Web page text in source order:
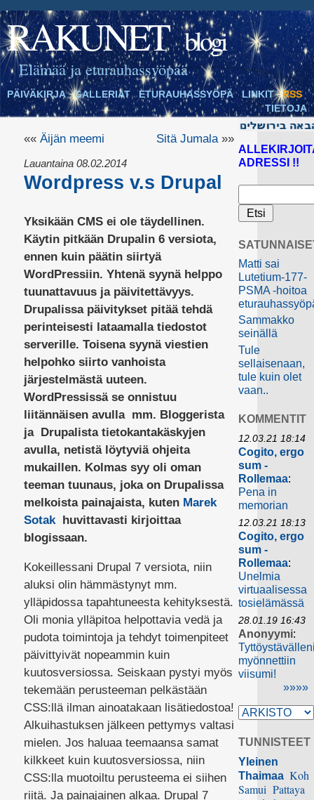
RAKUNET blogi
Elämää ja eturauhassyöpää
PÄIVÄKIRJA GALLERIAT ETURAUHASSYÖPÄ LINKIT
RSS
TIETOJA
«« Äijän meemi Sitä Jumala»»
Lauantaina 08.02.2014
Wordpress v.s Drupal
Yksikään CMS ei ole täydellinen.
Käytin pitkään Drupalin 6 versiota,
ennen kuin päätin siirtyä
WordPressiin. Yhtenä syynä helppo
tuunattavuus ja päivitettävyys.
Drupalissa päivitykset pitää tehdä
perinteisesti lataamalla tiedostot
serverille. Toisena syynä viestien
helpohko siirto vanhoista
järjestelmästä uuteen.
WordPressissä se onnistuu
liitännäisen avulla mm. Bloggerista
ja Drupalista tietokantakäskyjen
avulla, netistä löytyviä ohjeita
mukaillen. Kolmas syy oli oman
teeman tuunaus, joka on Drupalissa
melkoista painajaista, kuten Marek
Sotakhuvittavasti kirjoittaa
blogissaan.
Kokeillessani Drupal 7 versiota, niin
aluksi olin hämmästynyt mm.
ylläpidossa tapahtuneesta kehityksestä.
Oli monia ylläpitoa helpottavia vedä ja
pudota toimintoja ja tehdyt toimenpiteet
päivittyivät nopeammin kuin
kuutosversiossa. Seiskaan pystyi myös
tekemään perusteeman pelkästään
CSS:llä ilman ainoatakaan lisätiedostoa!
Alkuihastuksen jälkeen pettymys valtasi
mielen. Jos haluaa teemaansa samat
kilkkeet kuin kuutosversiossa, niin
CSS:lla muotoiltu perusteema ei siihen
riitä. Ja painajainen alkaa. Drupal 7
ADRESSI !!
Matti sai
Lutetium-177-
PSMA -hoitoa
Sammakko
seinällä
Tule
sellaisenaan,
tule kuin olet
vaan..
KOMMENTIT
12.03.21 18:14
Cogito, ergo
sum -
Rollemaa:
Pena in
memorian
12.03.21 18:13
Cogito, ergo
sum -
Rollemaa:
Unelmia
virtuaalisessa
tosielämässä
28.01.19 16:43
Anonyymi:
myönnettiin
viisumi!
»»»»
TUNNISTEET
Yleinen
Thaimaa Koh
Samui Pattaya